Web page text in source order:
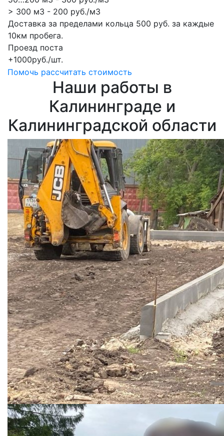
> 300 м3 - 200 руб./м3
Доставка за пределами кольца 500 руб. за каждые
10км пробега.
Проезд поста
+1000руб./шт.
Помочь рассчитать стоимость
Наши работы в
Калининграде и
Калининградской области